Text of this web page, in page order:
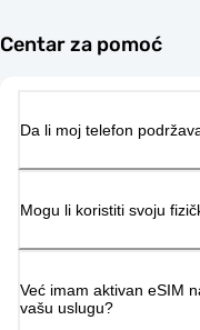
Centar za pomoć
Da li moj telefon
Mogu li koristiti svoju
Već imam aktivan eSIM
vašu uslugu?